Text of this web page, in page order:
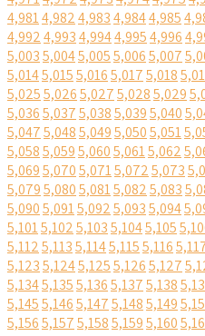
4,9814,9824,9834,9844,985
4,9924,9934,9944,9954,996
5,0035,0045,0055,0065,007
5,0145,0155,0165,0175,018
5,0255,0265,0275,0285,029
5,0365,0375,0385,0395,040
5,0475,0485,0495,0505,051
5,0585,0595,0605,0615,062
5,0695,0705,0715,0725,073
5,0795,0805,0815,0825,083
5,0905,0915,0925,0935,094
5,1015,1025,1035,1045,105
5,1125,1135,1145,1155,116
5,1235,1245,1255,1265,127
5,1345,1355,1365,1375,138
5,1455,1465,1475,1485,149
5,1565,1575,1585,1595,160